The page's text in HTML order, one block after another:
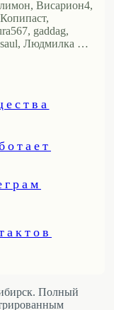
Висариoн4,
gaddag,
Людмилка …
Полный